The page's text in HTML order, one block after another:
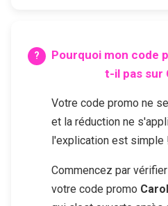
Pourquoi mon code
t-il pas sur
Votre code promo ne
et la réduction ne
l'explication est simple
Commencez par
votre code promo